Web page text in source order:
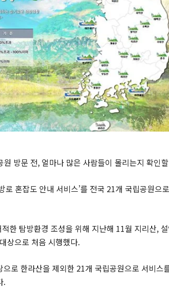
방문 전, 얼마나 많은 사람들이 몰리는지 확인
로 혼잡도 안내 서비스’를 전국 21개 국립공원으
적한 탐방환경 조성을 위해 지난해 11월 지리산,
상으로 처음 시행했다.
로 한라산을 제외한 21개 국립공원으로 서비스
.